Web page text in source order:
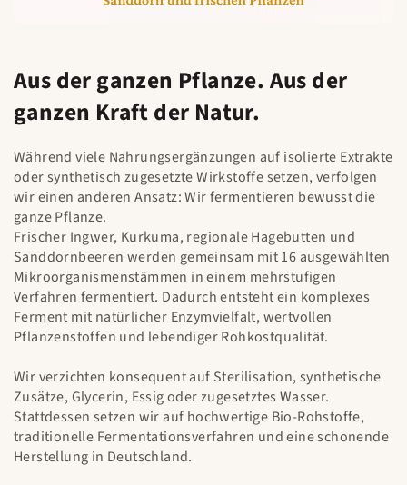
Aus der ganzen Pflanze. Aus der
ganzen Kraft der Natur.
Während viele Nahrungsergänzungen auf isolierte Extrakte
oder synthetisch zugesetzte Wirkstoffe setzen, verfolgen
wir einen anderen Ansatz: Wir fermentieren bewusst die
ganze Pflanze.
Frischer Ingwer, Kurkuma, regionale Hagebutten und
Sanddornbeeren werden gemeinsam mit 16 ausgewählten
Mikroorganismenstämmen in einem mehrstufigen
Verfahren fermentiert. Dadurch entsteht ein komplexes
Ferment mit natürlicher Enzymvielfalt, wertvollen
Pflanzenstoffen und lebendiger Rohkostqualität.
Wir verzichten konsequent auf Sterilisation, synthetische
Zusätze, Glycerin, Essig oder zugesetztes Wasser.
Stattdessen setzen wir auf hochwertige Bio-Rohstoffe,
traditionelle Fermentationsverfahren und eine schonende
Herstellung in Deutschland.